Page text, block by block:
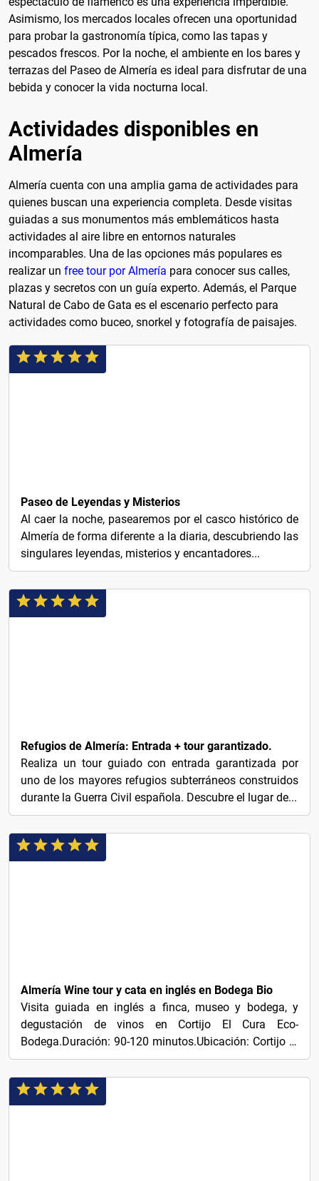
Asimismo, los mercados locales ofrecen una oportunidad
para probar la gastronomía típica, como las tapas y
pescados frescos. Por la noche, el ambiente en los bares y
terrazas del Paseo de Almería es ideal para disfrutar de una
bebida y conocer la vida nocturna local.
Actividades disponibles en
Almería
Almería cuenta con una amplia gama de actividades para
quienes buscan una experiencia completa. Desde visitas
guiadas a sus monumentos más emblemáticos hasta
actividades al aire libre en entornos naturales
incomparables. Una de las opciones más populares es
realizar un free tour por Almería para conocer sus calles,
plazas y secretos con un guía experto. Además, el Parque
Natural de Cabo de Gata es el escenario perfecto para
actividades como buceo, snorkel y fotografía de paisajes.
Paseo de Leyendas y Misterios
Al caer la noche, pasearemos por el casco histórico de
Almería de forma diferente a la diaria, descubriendo las
singulares leyendas, misterios y encantadores...
Refugios de Almería: Entrada + tour garantizado.
Realiza un tour guiado con entrada garantizada por
uno de los mayores refugios subterráneos construidos
durante la Guerra Civil española. Descubre el lugar de...
Almería Wine tour y cata en inglés en Bodega Bio
Visita guiada en inglés a finca, museo y bodega, y
degustación de vinos en Cortijo El Cura Eco-
Bodega.Duración: 90-120 minutos.Ubicación: Cortijo El
Cura....